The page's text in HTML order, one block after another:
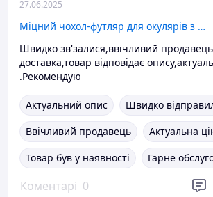
27.06.2025
Міцний чохол-футляр для окулярів з карабіном 17*8*5 хакі
Швидко зв'залися,ввічливий
доставка,товар відповідає
.Рекомендую
Актуальний опис
Швидко
Ввічливий продавець
Актуальна
Товар був у наявності
Гарне
Коментарі 0